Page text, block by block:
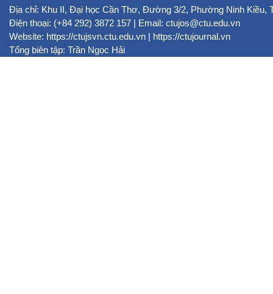
Địa chỉ: Khu II, Đại học Cần Thơ, Đường 3/2, Phường Ninh Kiều,
Điện thoại: (+84 292) 3872 157 | Email: ctujos@ctu.edu.vn
Website: https://ctujsvn.ctu.edu.vn | https://ctujournal.vn
Tổng biên tập: Trần Ngọc Hải